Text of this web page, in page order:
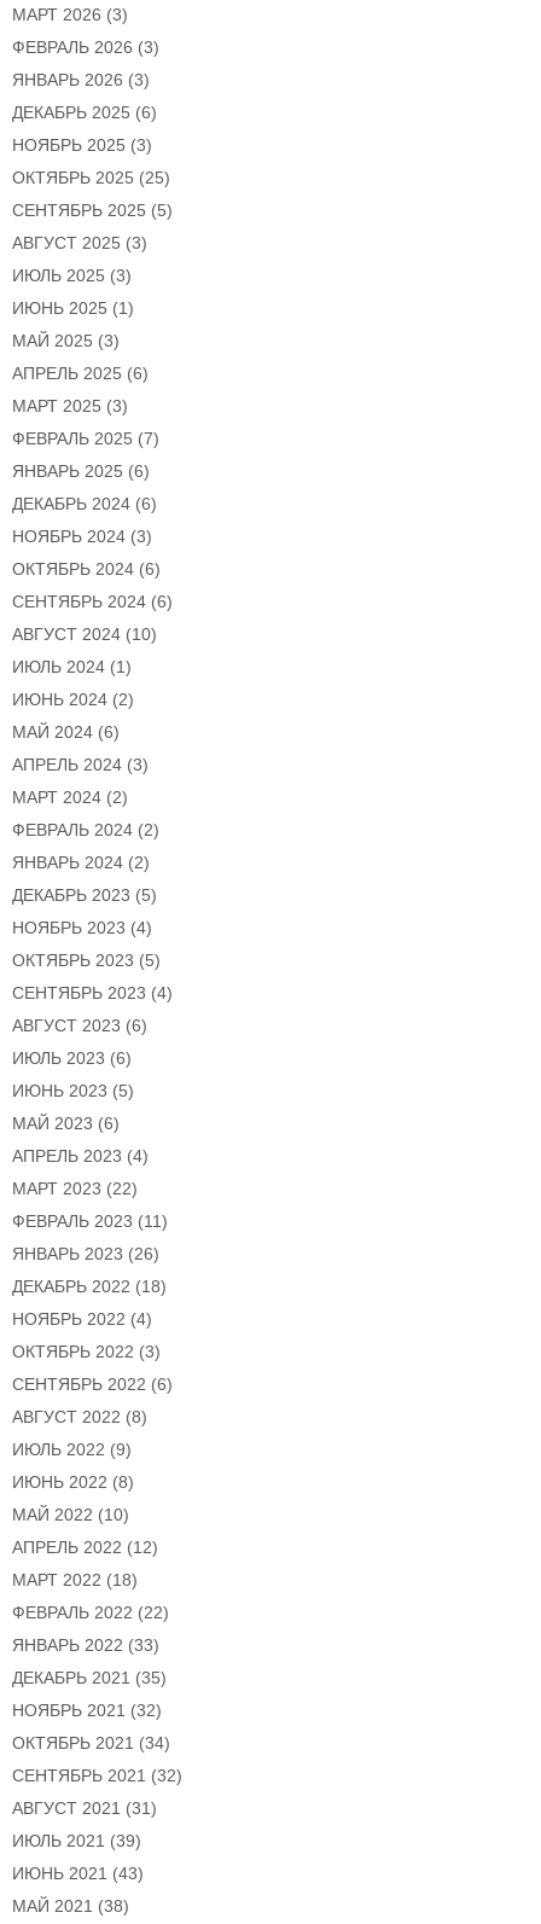
МАРТ 2026 (3)
ФЕВРАЛЬ 2026 (3)
ЯНВАРЬ 2026 (3)
ДЕКАБРЬ 2025 (6)
НОЯБРЬ 2025 (3)
ОКТЯБРЬ 2025 (25)
СЕНТЯБРЬ 2025 (5)
АВГУСТ 2025 (3)
ИЮЛЬ 2025 (3)
ИЮНЬ 2025 (1)
МАЙ 2025 (3)
АПРЕЛЬ 2025 (6)
МАРТ 2025 (3)
ФЕВРАЛЬ 2025 (7)
ЯНВАРЬ 2025 (6)
ДЕКАБРЬ 2024 (6)
НОЯБРЬ 2024 (3)
ОКТЯБРЬ 2024 (6)
СЕНТЯБРЬ 2024 (6)
АВГУСТ 2024 (10)
ИЮЛЬ 2024 (1)
ИЮНЬ 2024 (2)
МАЙ 2024 (6)
АПРЕЛЬ 2024 (3)
МАРТ 2024 (2)
ФЕВРАЛЬ 2024 (2)
ЯНВАРЬ 2024 (2)
ДЕКАБРЬ 2023 (5)
НОЯБРЬ 2023 (4)
ОКТЯБРЬ 2023 (5)
СЕНТЯБРЬ 2023 (4)
АВГУСТ 2023 (6)
ИЮЛЬ 2023 (6)
ИЮНЬ 2023 (5)
МАЙ 2023 (6)
АПРЕЛЬ 2023 (4)
МАРТ 2023 (22)
ФЕВРАЛЬ 2023 (11)
ЯНВАРЬ 2023 (26)
ДЕКАБРЬ 2022 (18)
НОЯБРЬ 2022 (4)
ОКТЯБРЬ 2022 (3)
СЕНТЯБРЬ 2022 (6)
АВГУСТ 2022 (8)
ИЮЛЬ 2022 (9)
ИЮНЬ 2022 (8)
МАЙ 2022 (10)
АПРЕЛЬ 2022 (12)
МАРТ 2022 (18)
ФЕВРАЛЬ 2022 (22)
ЯНВАРЬ 2022 (33)
ДЕКАБРЬ 2021 (35)
НОЯБРЬ 2021 (32)
ОКТЯБРЬ 2021 (34)
СЕНТЯБРЬ 2021 (32)
АВГУСТ 2021 (31)
ИЮЛЬ 2021 (39)
ИЮНЬ 2021 (43)
МАЙ 2021 (38)